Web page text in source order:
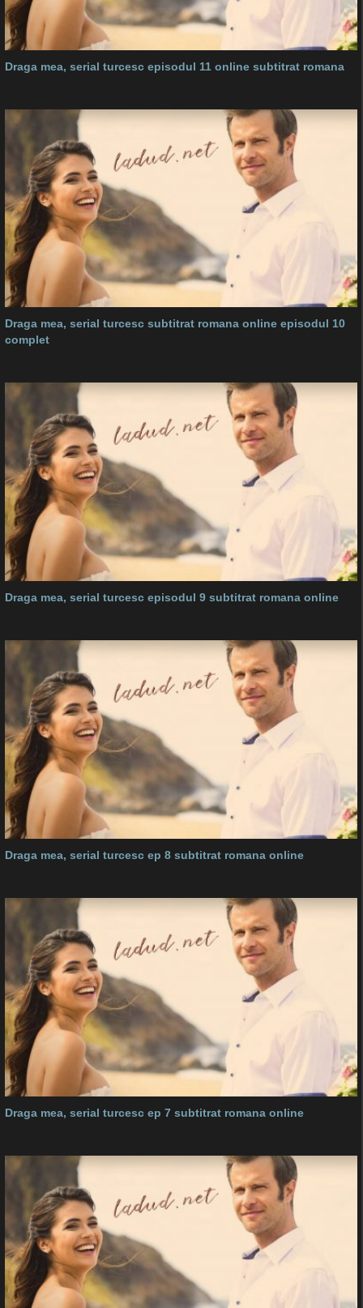
Draga mea, serial turcesc episodul 11 online subtitrat romana
Draga mea, serial turcesc subtitrat romana online episodul 10
complet
Draga mea, serial turcesc episodul 9 subtitrat romana online
Draga mea, serial turcesc ep 8 subtitrat romana online
Draga mea, serial turcesc ep 7 subtitrat romana online